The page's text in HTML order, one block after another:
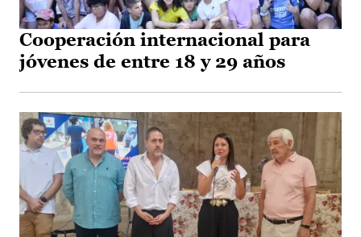
Cooperación internacional para
jóvenes de entre 18 y 29 años